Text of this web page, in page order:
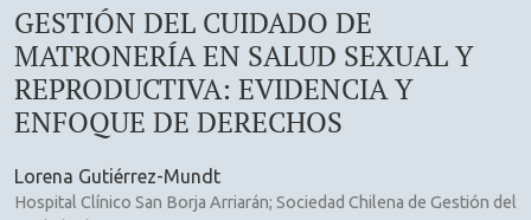
GESTIÓN DEL CUIDADO DE
MATRONERÍA EN SALUD SEXUAL Y
REPRODUCTIVA: EVIDENCIA Y
ENFOQUE DE DERECHOS
Lorena Gutiérrez-Mundt
Hospital Clínico San Borja Arriarán; Sociedad Chilena de Gestión del